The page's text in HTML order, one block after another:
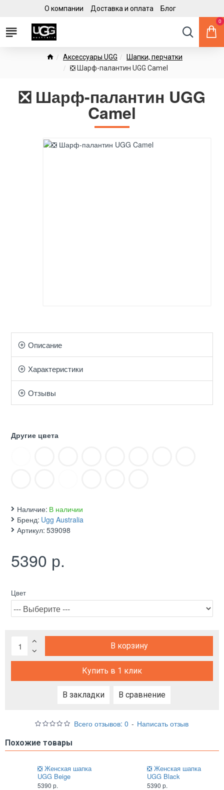
О компании Доставка и оплата Блог
0
Аксессуары UGG
Шапки, перчатки
❎ Шарф-палантин UGG Camel
❎ Шарф-палантин UGG
Camel
Описание
Характеристики
Отзывы
Другие цвета
Наличие: В наличии
Бренд: Ugg Australia
Артикул: 539098
Всего отзывов: 0 - Написать отзыв
5390 р.
Цвет
В корзину
Купить в 1 клик
В закладки В сравнение
Похожие товары
❎ Женская шапка
UGG Beige
5390 р.
❎ Женская шапка
UGG Black
5390 р.